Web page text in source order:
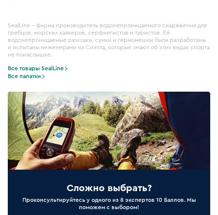
SealLine – фирма производитель водонепроницаемого снаряжения для
гребцов, морских каякеров, серфингистов и туристов. Её
водонепроницаемые рюкзаки, сумки и гермомешки были разработаны
и испытаны инженерами из Сиэтла, которые знают об этих видах спорта
не понаслышке.
Все товары SealLine
Все палатки
Сложно выбрать?
Проконсультируйтесь у одного из 8 экспертов 10 Баллов. Мы
поможем с выбором!